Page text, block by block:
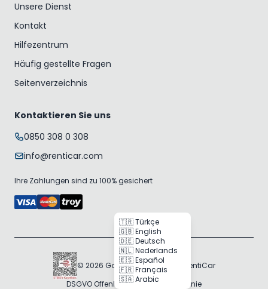
Unsere Dienst
Kontakt
Hilfezentrum
Häufig gestellte Fragen
Seitenverzeichnis
Kontaktieren Sie uns
0850 308 0 308
info@renticar.com
Ihre Zahlungen sind zu 100% gesichert
© 2026 Gogocar Bilişim A.Ş. | RentiCar
DSGVO OffenlegungCookie-Richtlinie
🇹🇷 Türkçe
🇬🇧 English
🇩🇪 Deutsch
🇳🇱 Nederlands
🇪🇸 Español
🇫🇷 Français
🇸🇦 Arabic